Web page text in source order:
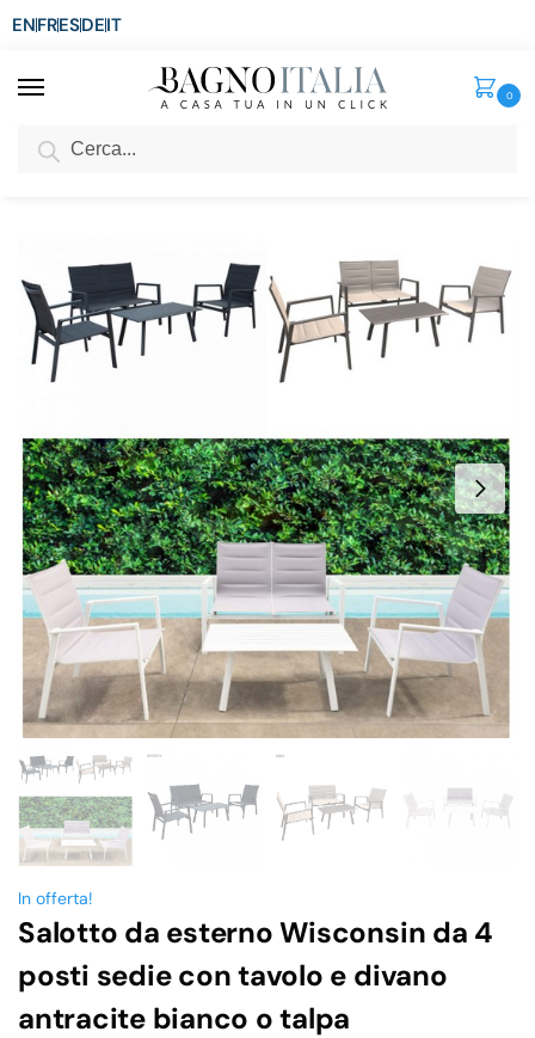
ENFRESDEIT
0
SCONTO del 3%
In offerta!
Salotto da esterno Wisconsin da 4
posti sedie con tavolo e divano
antracite bianco o talpa